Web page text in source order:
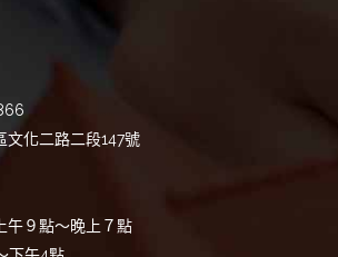
文化二路二段147號
午９點～晚上７點